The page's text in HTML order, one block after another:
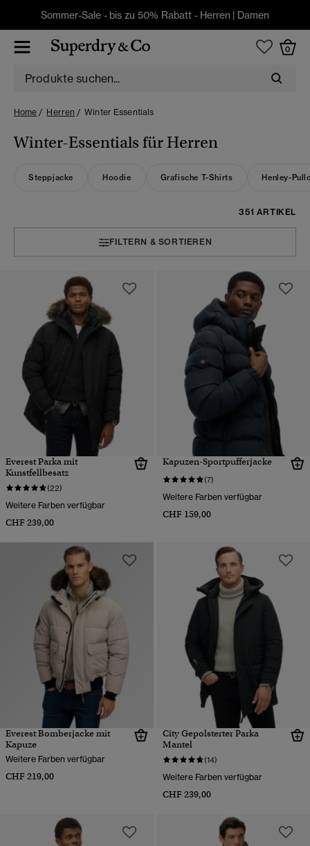
Sommer-Sale - bis zu 50% Rabatt - Herren | Damen
0
Home Herren Winter Essentials
Winter-Essentials für Herren
Steppjacke Hoodie Grafische T-Shirts Henley-
351 ARTIKEL
FILTERN & SORTIEREN
Everest Parka mit
Kunstfellbesatz
(22)
Weitere Farben verfügbar
CHF 239,00
Kapuzen-Sportpufferjacke
(7)
Weitere Farben verfügbar
CHF 159,00
Everest Bomberjacke mit
Kapuze
Weitere Farben verfügbar
CHF 219,00
City Gepolsterter Parka
Mantel
(14)
Weitere Farben verfügbar
CHF 239,00